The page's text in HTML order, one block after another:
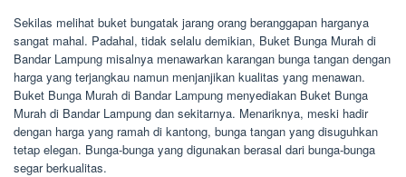
Sekilas melihat buket bungatak jarang orang beranggapan harganya
sangat mahal. Padahal, tidak selalu demikian, Buket Bunga Murah di
Bandar Lampung misalnya menawarkan karangan bunga tangan dengan
harga yang terjangkau namun menjanjikan kualitas yang menawan.
Buket Bunga Murah di Bandar Lampung menyediakan Buket Bunga
Murah di Bandar Lampung dan sekitarnya. Menariknya, meski hadir
dengan harga yang ramah di kantong, bunga tangan yang disuguhkan
tetap elegan. Bunga-bunga yang digunakan berasal dari bunga-bunga
segar berkualitas.